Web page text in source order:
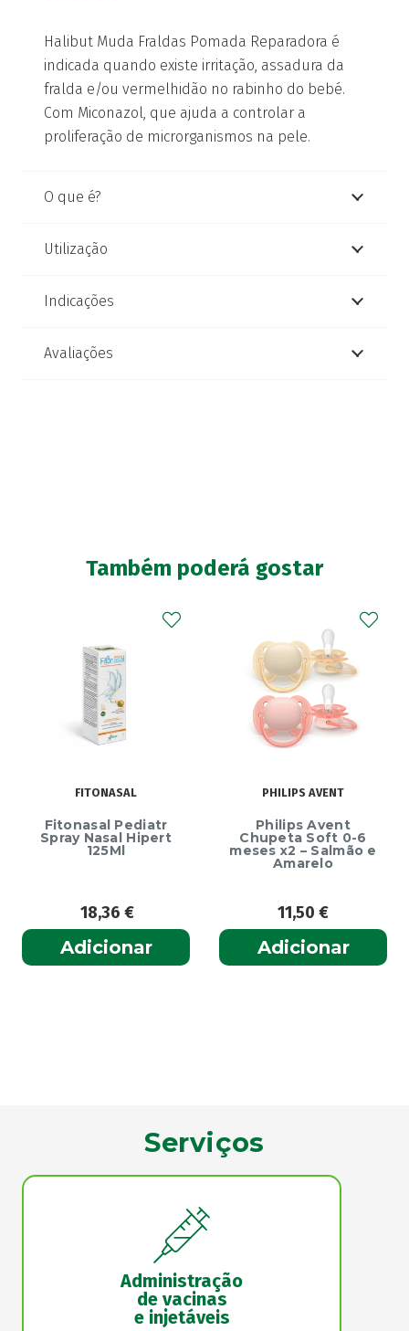
Halibut Muda Fraldas Pomada Reparadora é
indicada quando existe irritação, assadura da
fralda e/ou vermelhidão no rabinho do bebé.
Com Miconazol, que ajuda a controlar a
proliferação de microrganismos na pele.
O que é?
Utilização
Indicações
Avaliações
Também poderá gostar
FITONASAL
Fitonasal Pediatr
Spray Nasal Hipert
125Ml
18,36€
Adicionar
PHILIPS AVENT
Philips Avent
Chupeta Soft 0-6
meses x2 – Salmão e
Amarelo
11,50€
Adicionar
Serviços
Administração
de vacinas
e injetáveis